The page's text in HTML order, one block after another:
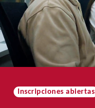
Inscripciones abiertas